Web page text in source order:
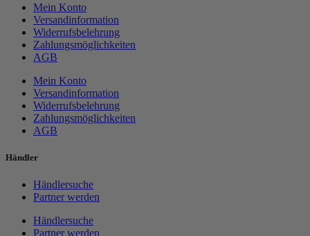
Mein Konto
Versandinformation
Widerrufsbelehrung
Zahlungsmöglichkeiten
AGB
Mein Konto
Versandinformation
Widerrufsbelehrung
Zahlungsmöglichkeiten
AGB
Händler
Händlersuche
Partner werden
Händlersuche
Partner werden